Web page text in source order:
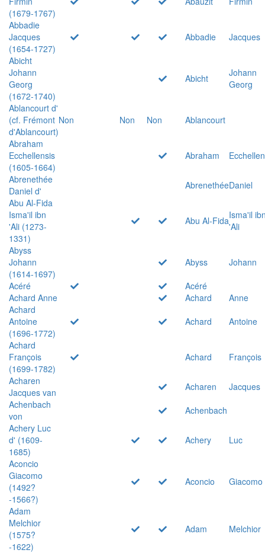
(1679-1767)
Abbadie
Jacques
(1654-1727)
Abbadie
Jacques
Abicht
Johann
Georg
(1672-1740)
Abicht
Johann
Georg
Ablancourt d'
(cf. Frémont
d'Ablancourt)
Non Non Non
Ablancourt
Abraham
Ecchellensis
(1605-1664)
Abraham
Abrenethée
Daniel d'
AbrenethéeDaniel
Abu Al-Fida
Isma'il ibn
'Ali (1273-
1331)
Abu Al-FidaIsma'il
'Ali
Abyss
Johann
(1614-1697)
Abyss
Johann
Acéré
Acéré
Achard Anne
Achard
Anne
Achard
Antoine
(1696-1772)
Achard
Antoine
Achard
François
(1699-1782)
Achard
François
Acharen
Jacques van
Acharen
Jacques
Achenbach
von
Achenbach
Achery Luc
d' (1609-
1685)
Achery
Luc
Aconcio
Giacomo
(1492?
-1566?)
Aconcio Giacomo
Adam
Melchior
(1575?
-1622)
Adam Melchior